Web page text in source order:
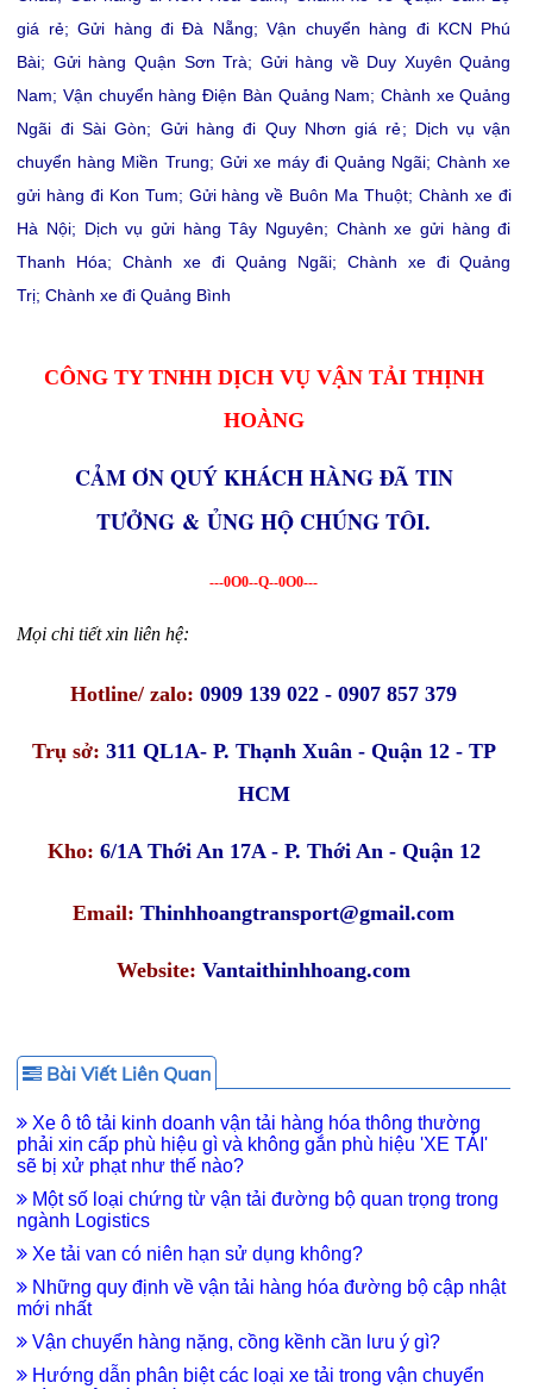
giá rẻ;Gửi hàng đi Đà Nẵng;Vận chuyển hàng đi KCN Phú
Bài; Gửi hàng Quận Sơn Trà; Gửi hàng về Duy Xuyên Quảng
Nam; Vận chuyển hàng Điện Bàn Quảng Nam;Chành xe Quảng
Ngãi đi Sài Gòn; Gửi hàng đi Quy Nhơn giá rẻ; Dịch vụ vận
chuyển hàng Miền Trung; Gửi xe máy đi Quảng Ngãi;Chành xe
gửi hàng đi Kon Tum; Gửi hàng về Buôn Ma Thuột; Chành xe đi
Hà Nội; Dịch vụ gửi hàng Tây Nguyên; Chành xe gửi hàng đi
Thanh Hóa; Chành xe đi Quảng Ngãi; Chành xe đi Quảng
Trị;Chành xe đi Quảng Bình
CÔNG TY TNHH DỊCH VỤ VẬN TẢI THỊNH
HOÀNG
CẢM ƠN QUÝ KHÁCH HÀNG ĐÃ TIN
TƯỞNG & ỦNG HỘ CHÚNG TÔI.
---0O0--Q--0O0---
Mọi chi tiết xin liên hệ:
Hotline/ zalo: 0909 139 022 - 0907 857 379
Trụ sở: 311 QL1A- P. Thạnh Xuân - Quận 12 - TP
HCM
Kho: 6/1A Thới An 17A - P. Thới An - Quận 12
Email: Thinhhoangtransport@gmail.com
Website: Vantaithinhhoang.com
Bài Viết Liên Quan
Xe ô tô tải kinh doanh vận tải hàng hóa thông thường
phải xin cấp phù hiệu gì và không gắn phù hiệu 'XE TẢI'
sẽ bị xử phạt như thế nào?
Một số loại chứng từ vận tải đường bộ quan trọng trong
ngành Logistics
Xe tải van có niên hạn sử dụng không?
Những quy định về vận tải hàng hóa đường bộ cập nhật
mới nhất
Vận chuyển hàng nặng, cồng kềnh cần lưu ý gì?
Hướng dẫn phân biệt các loại xe tải trong vận chuyển